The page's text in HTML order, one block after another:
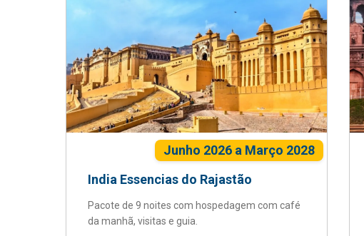
Junho 2026 a Março 2028
India Essencias do Rajastão
Pacote de 9 noites com hospedagem com café
da manhã, visitas e guia.